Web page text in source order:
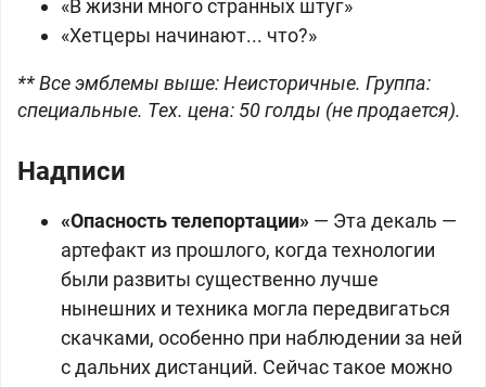
«В жизни много странных штуг»
«Хетцеры начинают... что?»
** Все эмблемы выше: Неисторичные. Группа:
специальные. Тех. цена: 50 голды (не продается).
Надписи
«Опасность телепортации» — Эта декаль —
артефакт из прошлого, когда технологии
были развиты существенно лучше
нынешних и техника могла передвигаться
скачками, особенно при наблюдении за ней
с дальних дистанций. Сейчас такое можно